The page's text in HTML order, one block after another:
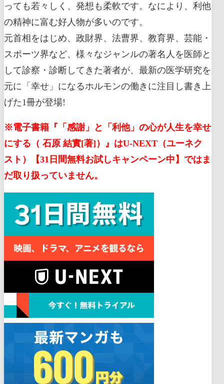
っても若々しく、発想も柔軟です。なにより、利他
の精神に富む好人物が多いのです。
元首相をはじめ、政財界、法曹界、教育界、芸能・
スポーツ界など、様々なジャンルの著名人を医師と
して診察・診断してきた著者が、最新の医学研究を
元に「幸せ」になるホルモンの働きに注目し書き上
げた1冊が登場!
※電子書籍『「感謝」と「利他」の心が人生を幸せ
にする（ 石原 結實[著]）』はU-NEXT（ユーネク
スト）【31日間無料お試しキャンペーン中】ではま
だ取り扱っていません。